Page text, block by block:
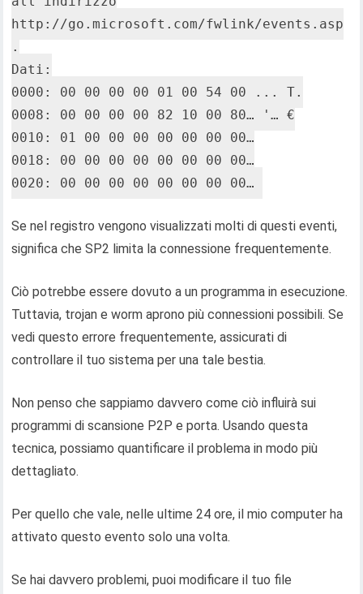
http://go.microsoft.com/fwlink/events.asp
.
Dati:
0000: 00 00 00 00 01 00 54 00 ... T.
0008: 00 00 00 00 82 10 00 80… '… €
0010: 01 00 00 00 00 00 00 00…
0018: 00 00 00 00 00 00 00 00…
0020: 00 00 00 00 00 00 00 00…
Se nel registro vengono visualizzati molti di questi eventi,
significa che SP2 limita la connessione frequentemente.
Ciò potrebbe essere dovuto a un programma in esecuzione.
Tuttavia, trojan e worm aprono più connessioni possibili. Se
vedi questo errore frequentemente, assicurati di
controllare il tuo sistema per una tale bestia.
Non penso che sappiamo davvero come ciò influirà sui
programmi di scansione P2P e porta. Usando questa
tecnica, possiamo quantificare il problema in modo più
dettagliato.
Per quello che vale, nelle ultime 24 ore, il mio computer ha
attivato questo evento solo una volta.
Se hai davvero problemi, puoi modificare il tuo file